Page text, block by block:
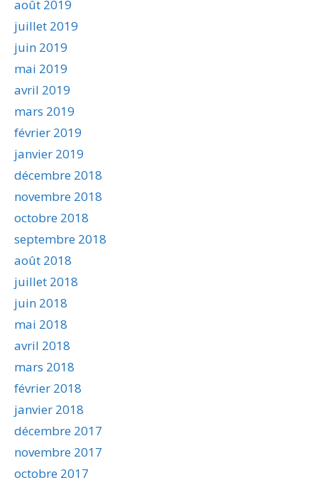
août 2019
juillet 2019
juin 2019
mai 2019
avril 2019
mars 2019
février 2019
janvier 2019
décembre 2018
novembre 2018
octobre 2018
septembre 2018
août 2018
juillet 2018
juin 2018
mai 2018
avril 2018
mars 2018
février 2018
janvier 2018
décembre 2017
novembre 2017
octobre 2017